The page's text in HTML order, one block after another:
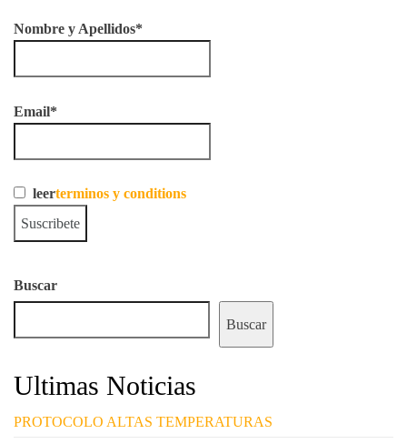
Nombre y Apellidos*
Email*
leerterminos y conditions
Buscar
Buscar
Ultimas Noticias
PROTOCOLO ALTAS TEMPERATURAS